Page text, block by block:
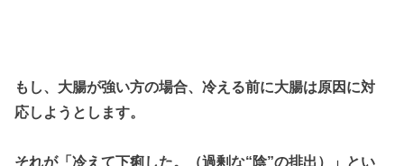
もし、大腸が強い方の場合、冷える前に大腸は原因に対
応しようとします。
それが「冷えて下痢した。（過剰な“陰”の排出）」とい